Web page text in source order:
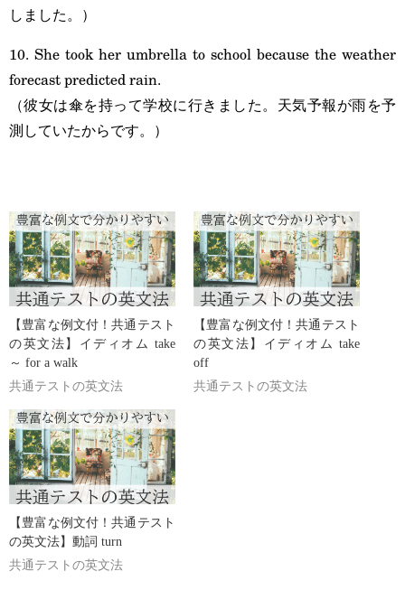
しました。）
10. She took her umbrella to school because the weather
forecast predicted rain.
（彼女は傘を持って学校に行きました。天気予報が雨を予
測していたからです。）
【豊富な例文付！共通テスト
の英文法】イディオム take
～ for a walk
共通テストの英文法
【豊富な例文付！共通テスト
の英文法】イディオム take
off
共通テストの英文法
【豊富な例文付！共通テスト
の英文法】動詞 turn
共通テストの英文法